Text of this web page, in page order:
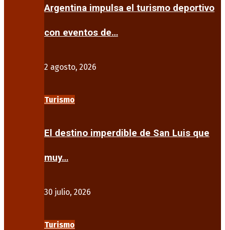
Argentina impulsa el turismo deportivo
con eventos de…
2 agosto, 2026
Turismo
El destino imperdible de San Luis que
muy…
30 julio, 2026
Turismo